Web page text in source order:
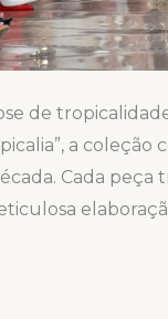
de
a coleção
Cada